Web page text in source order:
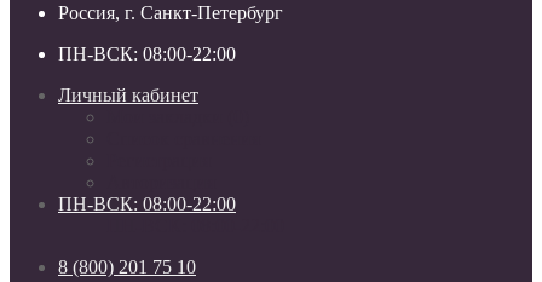
Россия, г. Санкт-Петербург
ПН-ВСК: 08:00-22:00
Личный кабинет
ПН-ВСК: 08:00-22:00
8 (800) 201 75 10